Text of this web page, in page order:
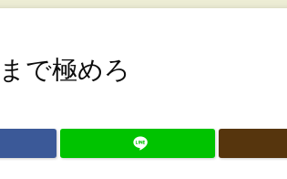
で極めろ